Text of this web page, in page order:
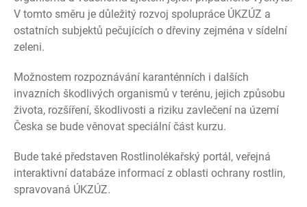
V tomto směru je důležitý rozvoj spolupráce ÚKZÚZ a
ostatních subjektů pečujících o dřeviny zejména v sídelní
zeleni.
Možnostem rozpoznávání karanténních i dalších
invazních škodlivých organismů v terénu, jejich způsobu
života, rozšíření, škodlivosti a riziku zavlečení na území
Česka se bude věnovat speciální část kurzu.
Bude také představen Rostlinolékařský portál, veřejná
interaktivní databáze informací z oblasti ochrany rostlin,
spravovaná ÚKZÚZ.